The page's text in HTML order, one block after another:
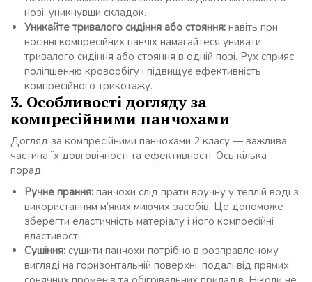
нозі, уникнувши складок.
Уникайте тривалого сидіння або стояння: навіть при
носінні компресійних панчіх намагайтеся уникати
тривалого сидіння або стояння в одній позі. Рух сприяє
поліпшенню кровообігу і підвищує ефективність
компресійного трикотажу.
3. Особливості догляду за
компресійними панчохами
Догляд за компресійними панчохами 2 класу — важлива
частина їх довговічності та ефективності. Ось кілька
порад:
Ручне прання: панчохи слід прати вручну у теплій воді з
використанням м’яких миючих засобів. Це допоможе
зберегти еластичність матеріалу і його компресійні
властивості.
Сушіння: сушити панчохи потрібно в розправленому
вигляді на горизонтальній поверхні, подалі від прямих